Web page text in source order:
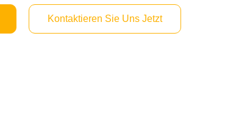
Kontaktieren Sie Uns Jetzt